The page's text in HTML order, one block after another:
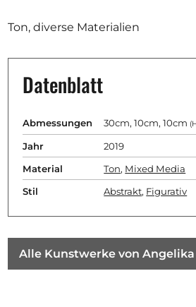
Mitglied werden
Künstler:innen
Über uns
Spenden
Help
Kontakt
Ton, diverse Materialien
Datenblatt
Abmessungen 30cm, 10cm, 10cm
Jahr 2019
Material Ton, Mixed Media
Stil Abstrakt, Figurativ
Alle Kunstwerke von